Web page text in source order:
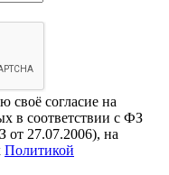
своё согласие на
в соответствии с ФЗ
27.07.2006), на
Политикой